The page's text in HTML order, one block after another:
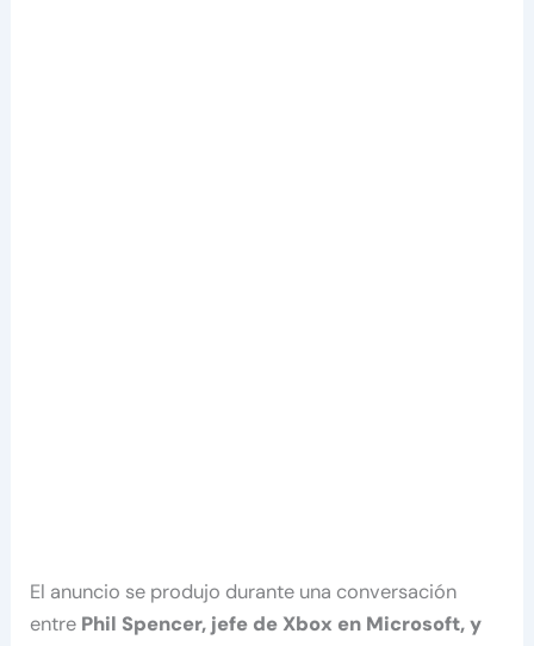
El anuncio se produjo durante una conversación
entre Phil Spencer, jefe de Xbox en Microsoft, y